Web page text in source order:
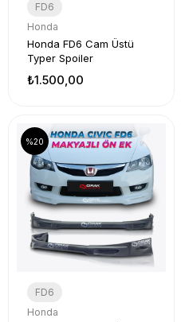
FD6
Honda
Honda FD6 Cam Üstü
Typer Spoiler
₺1.500,00
FD6
Honda
%20